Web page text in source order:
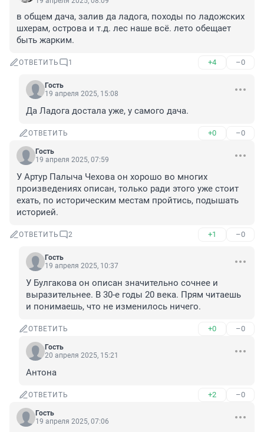
в общем дача, залив да ладога, походы по ладожских
шхерам, острова и т.д. лес наше всё. лето обещает
быть жарким.
ОТВЕТИТЬ 1 +4 –0
Гость
19 апреля 2025, 15:08
Да Ладога достала уже, у самого дача.
ОТВЕТИТЬ +0 –0
Гость
19 апреля 2025, 07:59
У Артур Палыча Чехова он хорошо во многих
произведениях описан, только ради этого уже стоит
ехать, по историческим местам пройтись, подышать
историей.
ОТВЕТИТЬ 2 +1 –0
Гость
19 апреля 2025, 10:37
У Булгакова он описан значительно сочнее и
выразительнее. В 30-е годы 20 века. Прям читаешь
и понимаешь, что не изменилось ничего.
ОТВЕТИТЬ +0 –0
Гость
20 апреля 2025, 15:21
Антона
ОТВЕТИТЬ +2 –0
Гость
19 апреля 2025, 07:06